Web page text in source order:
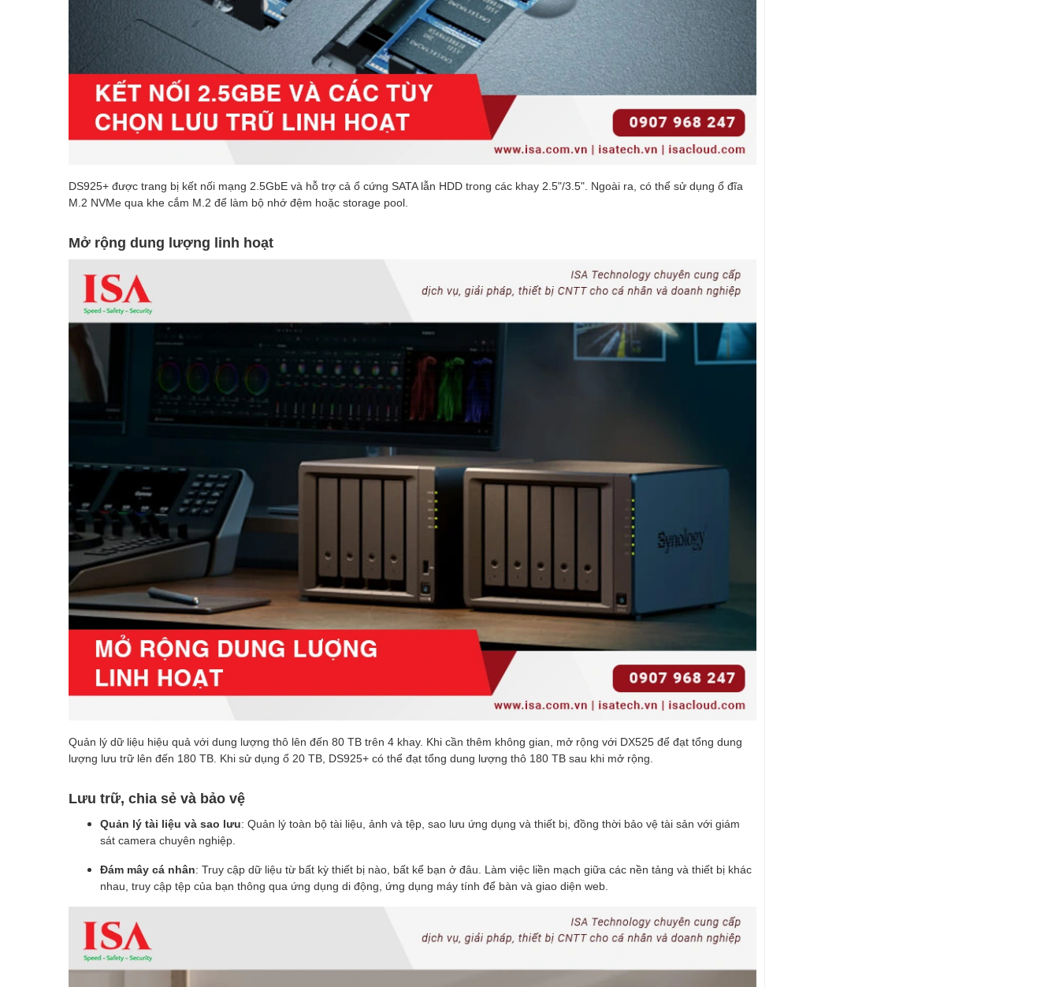
DS925+ được trang bị kết nối mạng 2.5GbE và hỗ trợ cả ổ cứng SATA lẫn HDD trong các khay 2.5"/3.5". Ngoài ra, có thể sử dụng ổ đĩa
M.2 NVMe qua khe cắm M.2 để làm bộ nhớ đệm hoặc storage pool.
Mở rộng dung lượng linh hoạt
Quản lý dữ liệu hiệu quả với dung lượng thô lên đến 80 TB trên 4 khay. Khi cần thêm không gian, mở rộng với DX525 để đạt tổng dung
lượng lưu trữ lên đến 180 TB. Khi sử dụng ổ 20 TB, DS925+ có thể đạt tổng dung lượng thô 180 TB sau khi mở rộng.
Lưu trữ, chia sẻ và bảo vệ
Quản lý tài liệu và sao lưu: Quản lý toàn bộ tài liệu, ảnh và tệp, sao lưu ứng dụng và thiết bị, đồng thời bảo vệ tài sản với giám
sát camera chuyên nghiệp.
Đám mây cá nhân: Truy cập dữ liệu từ bất kỳ thiết bị nào, bất kể bạn ở đâu. Làm việc liền mạch giữa các nền tảng và thiết bị khác
nhau, truy cập tệp của bạn thông qua ứng dụng di động, ứng dụng máy tính để bàn và giao diện web.